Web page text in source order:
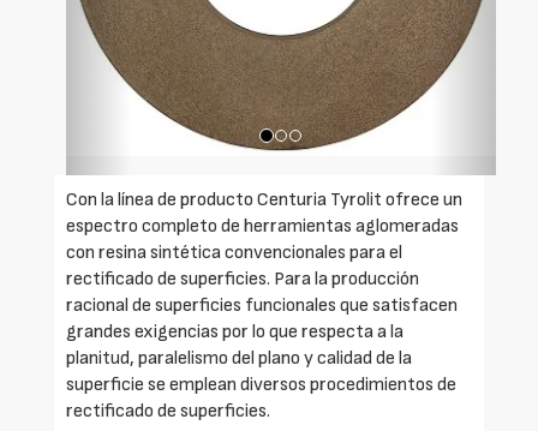
Con la línea de producto Centuria Tyrolit ofrece un
espectro completo de herramientas aglomeradas
con resina sintética convencionales para el
rectificado de superficies. Para la producción
racional de superficies funcionales que satisfacen
grandes exigencias por lo que respecta a la
planitud, paralelismo del plano y calidad de la
superficie se emplean diversos procedimientos de
rectificado de superficies.